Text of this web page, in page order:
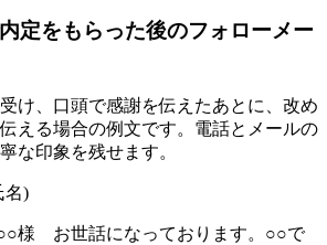
定をもらった後のフォローメー
け、口頭で感謝を伝えたあとに、改め
える場合の例文です。電話とメールの
な印象を残せます。
名)
様 お世話になっております。○○で